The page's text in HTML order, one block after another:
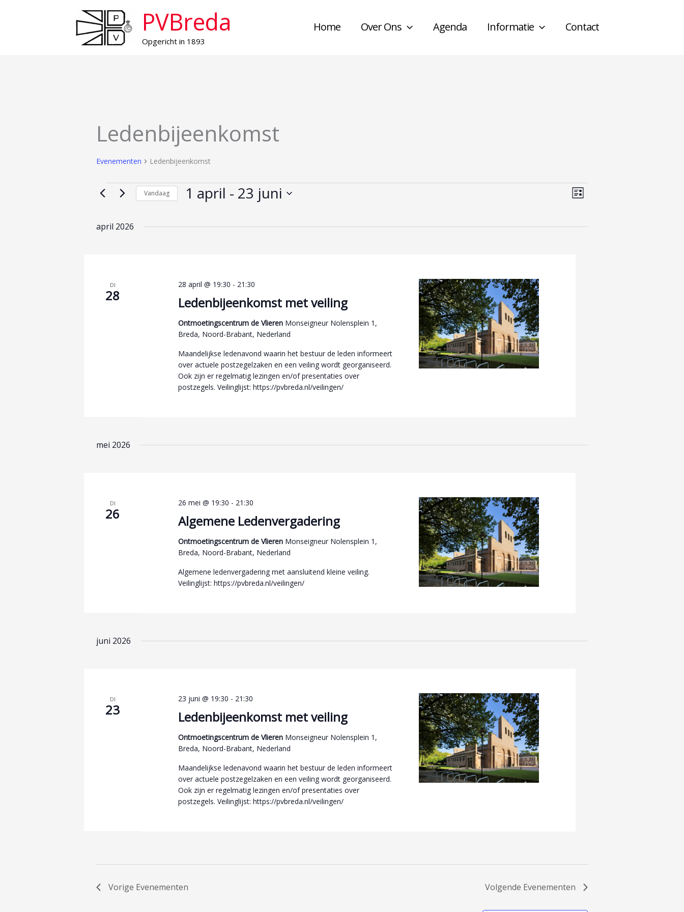
PVBreda
Opgericht in 1893
Home Over Ons Agenda Informatie Contact
Ledenbijeenkomst
Evenementen Ledenbijeenkomst
Evenementen
Weergaven
Evenement
Lijst
Vandaag 1 april - 23 juni
een
april 2026
DI
28 Ledenbijeenkomst met veiling
28 april @ 19:30 - 21:30
Ontmoetingscentrum de Vlieren Monseigneur Nolensplein 1,
Breda, Noord-Brabant, Nederland
Maandelijkse ledenavond waarin het bestuur de leden informeert
over actuele postzegelzaken en een veiling wordt georganiseerd.
Ook zijn er regelmatig lezingen en/of presentaties over
postzegels. Veilinglijst: https://pvbreda.nl/veilingen/
mei 2026
DI
26 Algemene Ledenvergadering
26 mei @ 19:30 - 21:30
Ontmoetingscentrum de Vlieren Monseigneur Nolensplein 1,
Breda, Noord-Brabant, Nederland
Algemene ledenvergadering met aansluitend kleine veiling.
Veilinglijst: https://pvbreda.nl/veilingen/
juni 2026
DI
23 Ledenbijeenkomst met veiling
23 juni @ 19:30 - 21:30
Ontmoetingscentrum de Vlieren Monseigneur Nolensplein 1,
Breda, Noord-Brabant, Nederland
Maandelijkse ledenavond waarin het bestuur de leden informeert
over actuele postzegelzaken en een veiling wordt georganiseerd.
Ook zijn er regelmatig lezingen en/of presentaties over
postzegels. Veilinglijst: https://pvbreda.nl/veilingen/
Vorige Evenementen Volgende Evenementen